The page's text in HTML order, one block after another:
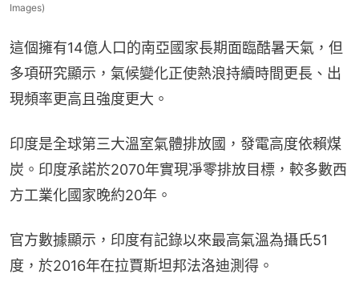
Images)
這個擁有14億人口的南亞國家長期面臨酷暑天氣，但
多項研究顯示，氣候變化正使熱浪持續時間更長、出
現頻率更高且強度更大。
印度是全球第三大溫室氣體排放國，發電高度依賴煤
炭。印度承諾於2070年實現凈零排放目標，較多數西
方工業化國家晚約20年。
官方數據顯示，印度有記錄以來最高氣溫為攝氏51
度，於2016年在拉賈斯坦邦法洛迪測得。